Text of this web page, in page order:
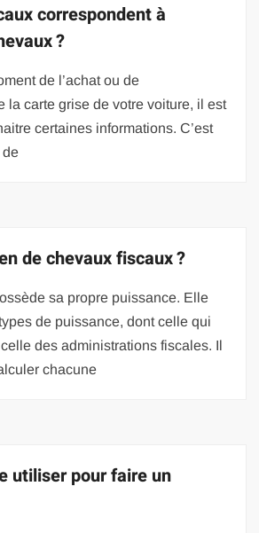
correspondent à
?
de l’achat ou de
la carte grise de votre voiture, il est
certaines informations. C’est
de
de chevaux fiscaux ?
sa propre puissance. Elle
de puissance, dont celle qui
des administrations fiscales. Il
chacune
utiliser pour faire un